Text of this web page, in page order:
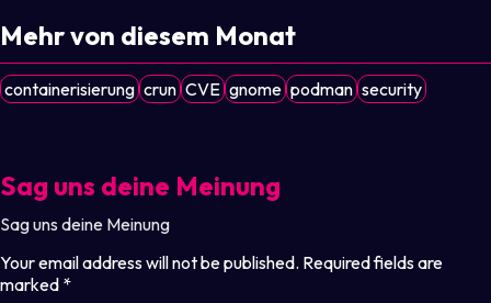
Mehr von diesem Monat
containerisierung crun CVE gnome podman security
Sag uns deine Meinung
Sag uns deine Meinung
Your email address will not be published. Required fields are
marked *